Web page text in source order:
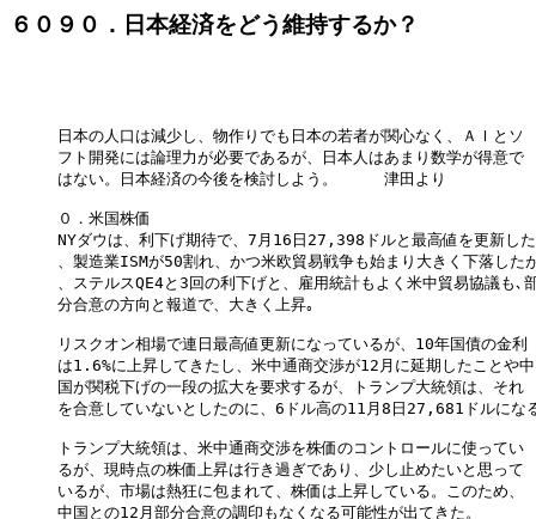
６０９０．日本経済をどう維持するか？
日本の人口は減少し、物作りでも日本の若者が関心なく、ＡＩとソ
フト開発には論理力が必要であるが、日本人はあまり数学が得意で
はない。日本経済の今後を検討しよう。　　　津田より
０．米国株価
NYダウは、利下げ期待で、7月16日27,398ドルと最高値を更新し
、製造業ISMが50割れ、かつ米欧貿易戦争も始まり大きく下落した
、ステルスQE4と3回の利下げと、雇用統計もよく米中貿易協議も､
分合意の方向と報道で、大きく上昇｡
リスクオン相場で連日最高値更新になっているが、10年国債の金利
は1.6%に上昇してきたし、米中通商交渉が12月に延期したことや中
国が関税下げの一段の拡大を要求するが、トランプ大統領は、それ
を合意していないとしたのに、6ドル高の11月8日27,681ドルにな
トランプ大統領は、米中通商交渉を株価のコントロールに使ってい
るが、現時点の株価上昇は行き過ぎであり、少し止めたいと思って
いるが、市場は熱狂に包まれて、株価は上昇している。このため、
中国との12月部分合意の調印もなくなる可能性が出てきた。